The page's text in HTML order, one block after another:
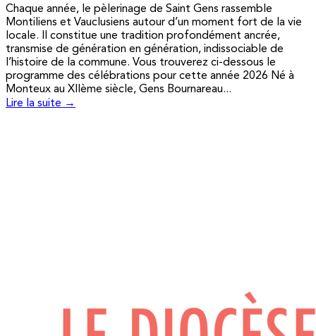
Chaque année, le pèlerinage de Saint Gens rassemble
Montiliens et Vauclusiens autour d’un moment fort de la vie
locale. Il constitue une tradition profondément ancrée,
transmise de génération en génération, indissociable de
l’histoire de la commune. Vous trouverez ci-dessous le
programme des célébrations pour cette année 2026 Né à
Monteux au XIIème siècle, Gens Bournareau...
Lire la suite →